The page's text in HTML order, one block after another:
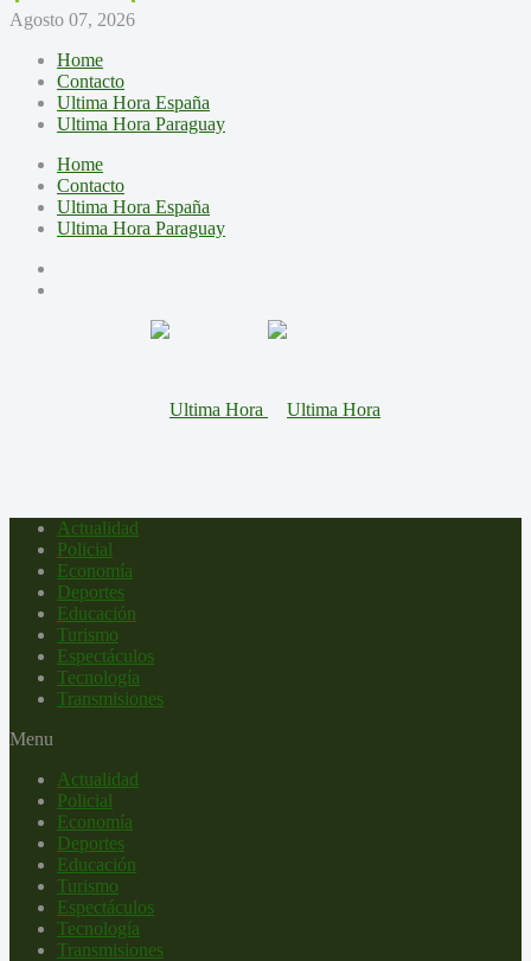
Agosto 07, 2026
Home
Contacto
Ultima Hora España
Ultima Hora Paraguay
Home
Contacto
Ultima Hora España
Ultima Hora Paraguay
Actualidad
Policial
Economía
Deportes
Educación
Turismo
Espectáculos
Tecnología
Transmisiones
Menu
Actualidad
Policial
Economía
Deportes
Educación
Turismo
Espectáculos
Tecnología
Transmisiones